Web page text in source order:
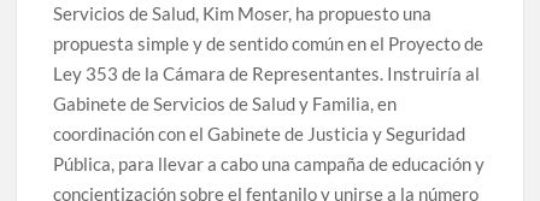
Servicios de Salud, Kim Moser, ha propuesto una
propuesta simple y de sentido común en el Proyecto de
Ley 353 de la Cámara de Representantes. Instruiría al
Gabinete de Servicios de Salud y Familia, en
coordinación con el Gabinete de Justicia y Seguridad
Pública, para llevar a cabo una campaña de educación y
concientización sobre el fentanilo y unirse a la número